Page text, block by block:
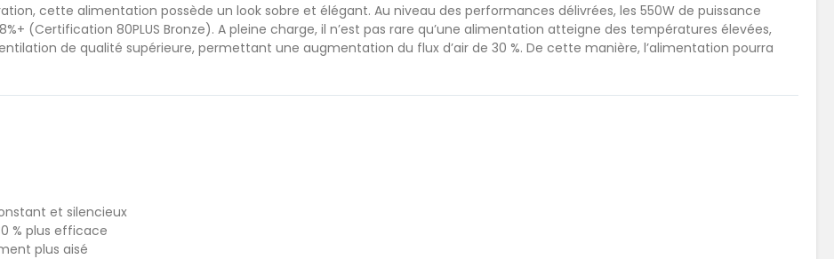
cette alimentation possède un look sobre et élégant. Au niveau des performances délivrées, les 550W de puissance
(Certification 80PLUS Bronze). A pleine charge, il n’est pas rare qu’une alimentation atteigne des températures élevées,
de qualité supérieure, permettant une augmentation du flux d’air de 30 %. De cette manière, l’alimentation pourra
et silencieux
% plus efficace
plus aisé